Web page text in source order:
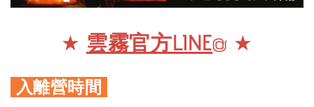
★ 雲霧官方LINE@ ★
入離營時間